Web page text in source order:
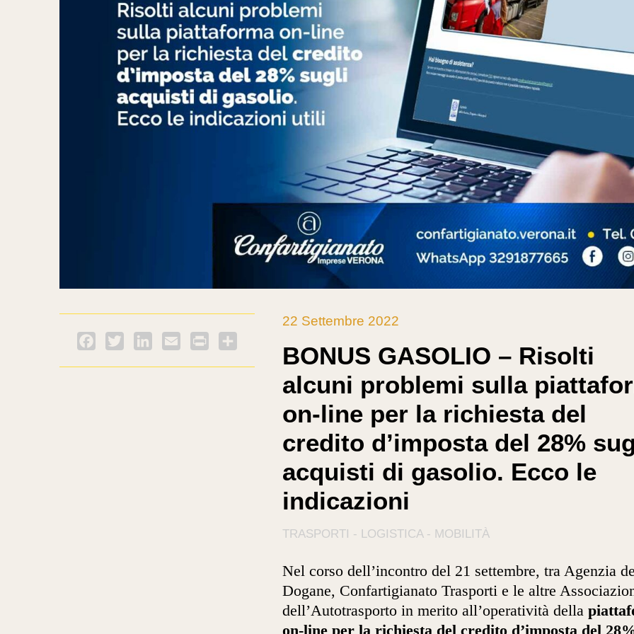
Facebook
Twitter LinkedInEmail PrintFriendly
22 Settembre 2022
BONUS GASOLIO – Risolti
alcuni problemi sulla
on-line per la richiesta del
credito d’imposta del 28%
acquisti di gasolio. Ecco le
indicazioni
TRASPORTI - LOGISTICA - MOBILITÀ
Nel corso dell’incontro del 21 settembre, tra Agenzia
Dogane, Confartigianato Trasporti e le altre
dell’Autotrasporto in merito all’operatività della
on-line per la richiesta del credito d’imposta del